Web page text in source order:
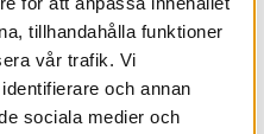
tillhandahålla funktioner
vår trafik. Vi
och annan
sociala medier och